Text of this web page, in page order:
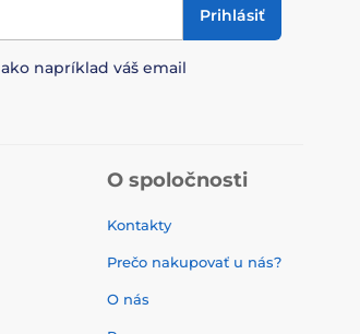
Prihlásiť
ako napríklad váš email
O spoločnosti
Kontakty
Prečo nakupovať u nás?
O nás